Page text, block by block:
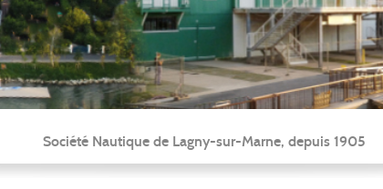
Société Nautique de Lagny-sur-Marne, depuis 1905